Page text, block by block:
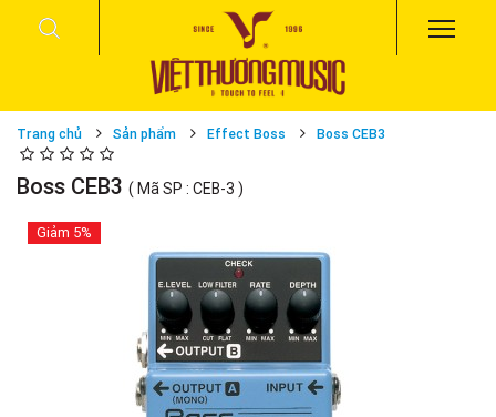
Trang chủ Sản phẩm Effect Boss Boss CEB3
Boss CEB3 ( Mã SP : CEB-3 )
Giảm 5%